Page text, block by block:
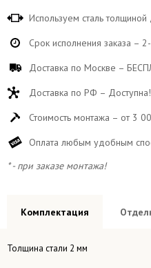
Используем сталь
Срок исполнения заказа –
Доставка по Москве –
Доставка по РФ – Доступна!
Стоимость монтажа – от 3
Оплата любым удобным
* - при заказе монтажа!
Комплектация
Толщина стали 2 мм